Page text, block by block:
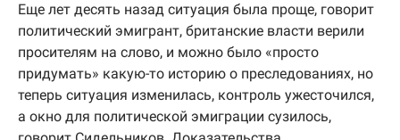
Еще лет десять назад ситуация была проще, говорит
политический эмигрант, британские власти верили
просителям на слово, и можно было «просто
придумать» какую-то историю о преследованиях, но
теперь ситуация изменилась, контроль ужесточился,
а окно для политической эмиграции сузилось,